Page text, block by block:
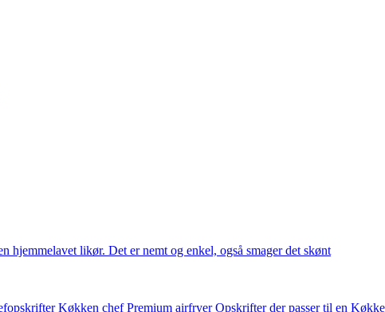
hjemmelavet likør. Det er nemt og enkel, også smager det skønt
opskrifter Køkken chef Premium airfryer Opskrifter der passer til en